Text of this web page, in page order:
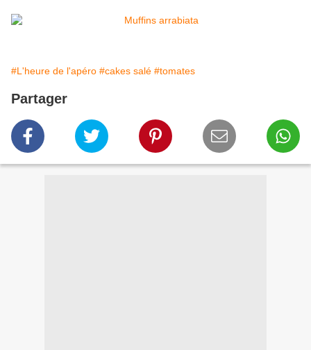
#L'heure de l'apéro #cakes salé #tomates
Partager